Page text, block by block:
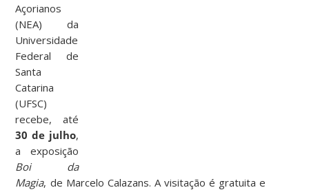
Açorianos
(NEA) da
Universidade
Federal de
Santa
Catarina
(UFSC)
recebe, até
30 de julho,
a exposição
Boi da
Magia, de Marcelo Calazans. A visitação é gratuita e